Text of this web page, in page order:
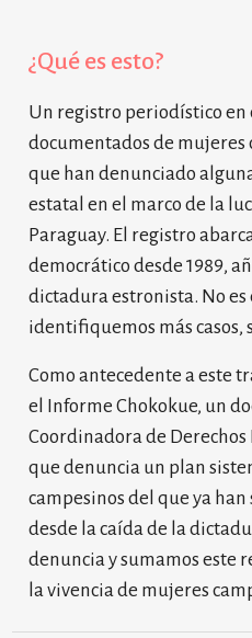
¿Qué es esto?
Un registro periodístico en
documentados de mujeres
que han denunciado
estatal en el marco de la
Paraguay. El registro
democrático desde 1989,
dictadura estronista. No
identifiquemos más casos,
Como antecedente a este
el Informe Chokokue, un
Coordinadora de
que denuncia un plan
campesinos del que ya
desde la caída de la
denuncia y sumamos este
la vivencia de mujeres